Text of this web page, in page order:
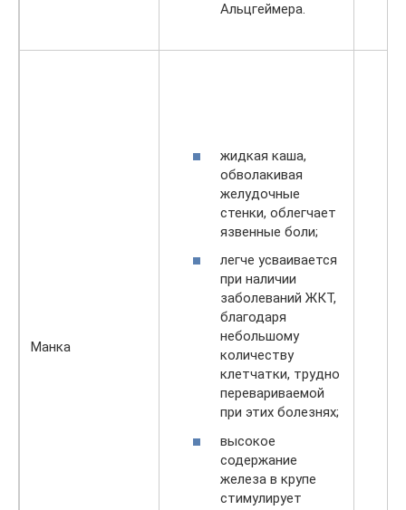
Альцгеймера.
Манка
жидкая каша,
обволакивая
желудочные
стенки, облегчает
язвенные боли;
легче усваивается
при наличии
заболеваний ЖКТ,
благодаря
небольшому
количеству
клетчатки, трудно
перевариваемой
при этих болезнях;
высокое
содержание
железа в крупе
стимулирует